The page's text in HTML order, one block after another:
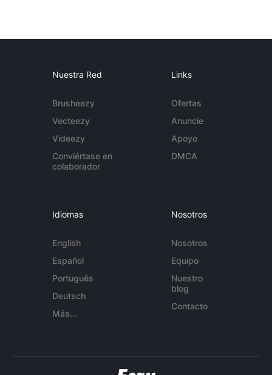
Nuestra Red
Brusheezy
Vecteezy
Videezy
Conviértase en
colaborador
Links
Ofertas
Anuncie
Apoyo
DMCA
Idiomas
English
Español
Português
Deutsch
Más...
Nosotros
Nosotros
Equipo
Nuestro
blog
Contacto